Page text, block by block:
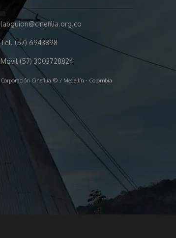
labguion@cinefilia.org.co
Tel. (57) 6943898
Móvil (57) 3003728824
Corporación Cinefilia © / Medellín - Colombia